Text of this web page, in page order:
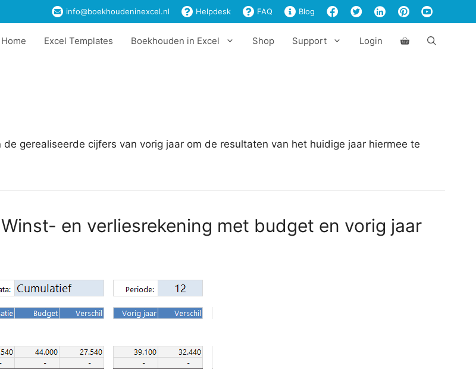
info@boekhoudeninexcel.nl Helpdesk FAQ Blog
Home Excel Templates Boekhouden in Excel Shop Support Login
gerealiseerde cijfers van vorig jaar om de resultaten van het huidige jaar hiermee te
en verliesrekening met budget en vorig jaar